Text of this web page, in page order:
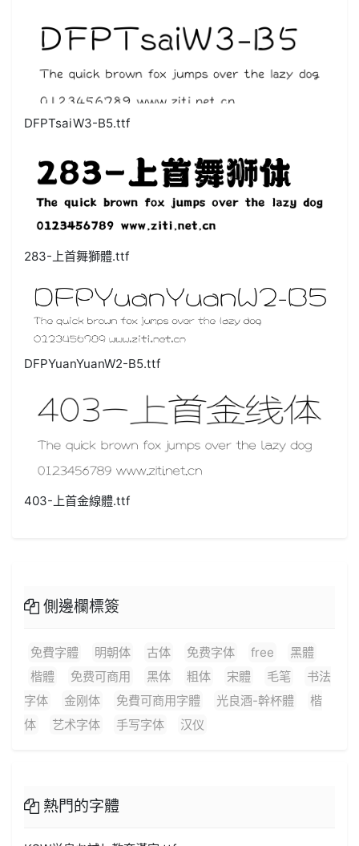
DFPTsaiW3-B5.ttf
283-上首舞獅體.ttf
DFPYuanYuanW2-B5.ttf
403-上首金線體.ttf
側邊欄標簽
免費字體 明朝体 古体 免费字体 free
黑體
楷體
免费可商用 黑体 粗体 宋體 毛笔
书法
字体
金刚体 免費可商用字體 光良酒-幹杯體
楷
体
艺术字体 手写字体 汉仪
熱門的字體